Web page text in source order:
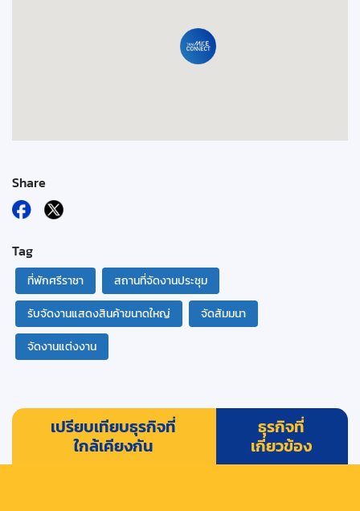
Share
Tag
ที่พักศรีราชา
สถานที่จัดงานประชุม
รับจัดงานแสดงสินค้าขนาดใหญ่
จัดสัมมนา
จัดงานแต่งงาน
เปรียบเทียบธุรกิจที่
ใกล้เคียงกัน
ธุรกิจที่
เกี่ยวข้อง